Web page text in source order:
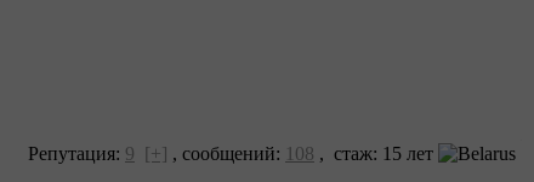
Репутация: 9 [+] , сообщений: 108 , cтаж: 15 лет